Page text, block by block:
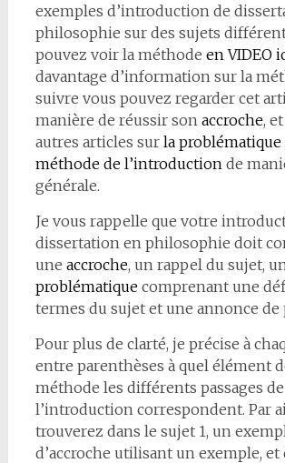
exemples d’introduction de
philosophie sur des sujets
pouvez voir la méthode en VIDEO
davantage d’information sur la
suivre vous pouvez regarder cet
manière de réussir son accroche,
autres articles sur la problématique
méthode de l’introduction de
générale.
Je vous rappelle que votre
dissertation en philosophie doit
une accroche, un rappel du sujet,
problématiquecomprenant une
termes du sujet et une annonce de
Pour plus de clarté, je précise à
entre parenthèses à quel élément
méthode les différents passages de
l’introduction correspondent. Par
trouverez dans le sujet 1, un
d’accroche utilisant un exemple, et